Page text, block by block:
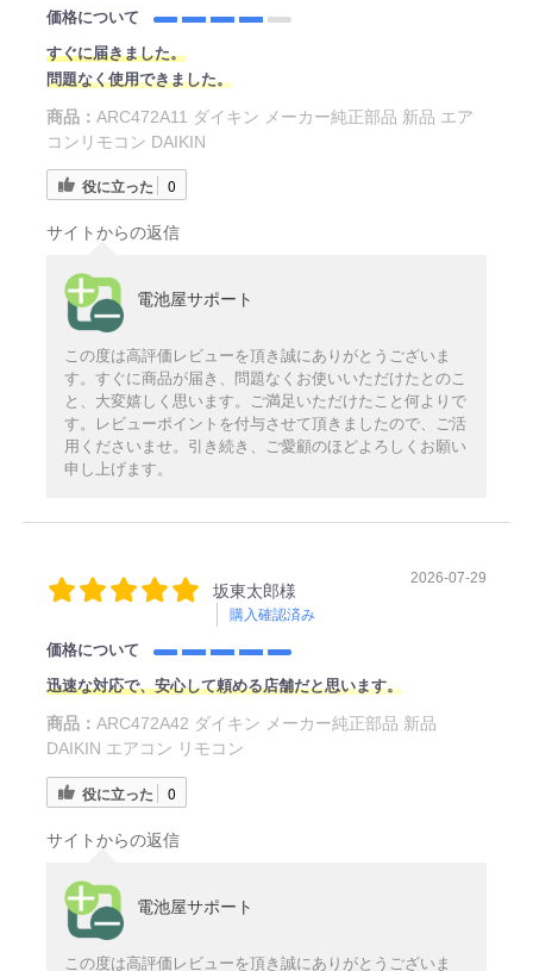
価格について
すぐに届きました。
問題なく使用できました。
商品： ARC472A11 ダイキン メーカー純正部品 新品 エア
コンリモコン DAIKIN
役に立った 0
サイトからの返信
電池屋サポート
この度は高評価レビューを頂き誠にありがとうございま
す。すぐに商品が届き、問題なくお使いいただけたとのこ
と、大変嬉しく思います。ご満足いただけたこと何よりで
す。レビューポイントを付与させて頂きましたので、ご活
用くださいませ。引き続き、ご愛顧のほどよろしくお願い
申し上げます。
坂東太郎様
購入確認済み
2026-07-29
価格について
迅速な対応で、安心して頼める店舗だと思います。
商品： ARC472A42 ダイキン メーカー純正部品 新品
DAIKIN エアコン リモコン
役に立った 0
サイトからの返信
電池屋サポート
この度は高評価レビューを頂き誠にありがとうございま